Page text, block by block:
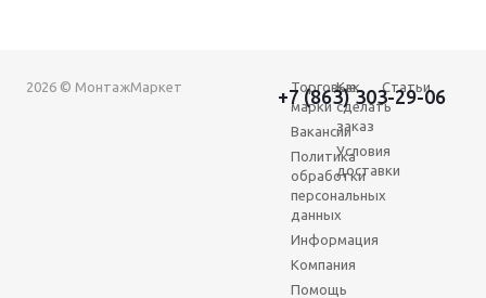
2026 © МонтажМаркет
Торговые
марки
Вакансии
Политика
обработки
персональных
данных
Информация
Компания
Помощь
Как
сделать
заказ
Условия
доставки
Статьи
+7 (863) 303-29-06